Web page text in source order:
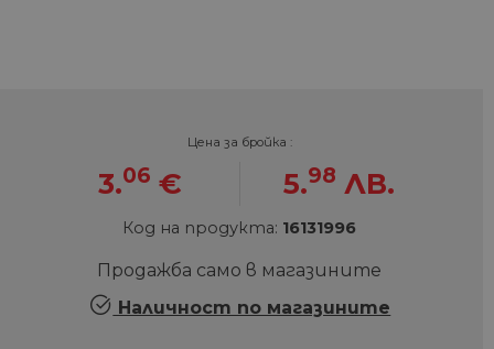
Цена за бройка :
3.06 € 5.98 ЛВ.
Код на продукта: 16131996
Продажба само в магазините
Наличност по магазините